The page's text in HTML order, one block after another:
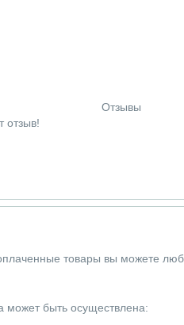
Отзывы
отзыв!
товары вы можете
может быть осуществлена: